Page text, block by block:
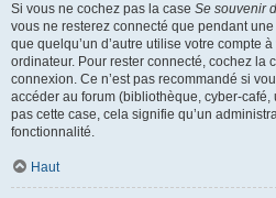
Si vous ne cochez pas la case Se souvenir
vous ne resterez connecté que pendant
que quelqu’un d’autre utilise votre compte
ordinateur. Pour rester connecté, cochez la
connexion. Ce n’est pas recommandé si
accéder au forum (bibliothèque, cyber-café,
pas cette case, cela signifie qu’un
fonctionnalité.
Haut